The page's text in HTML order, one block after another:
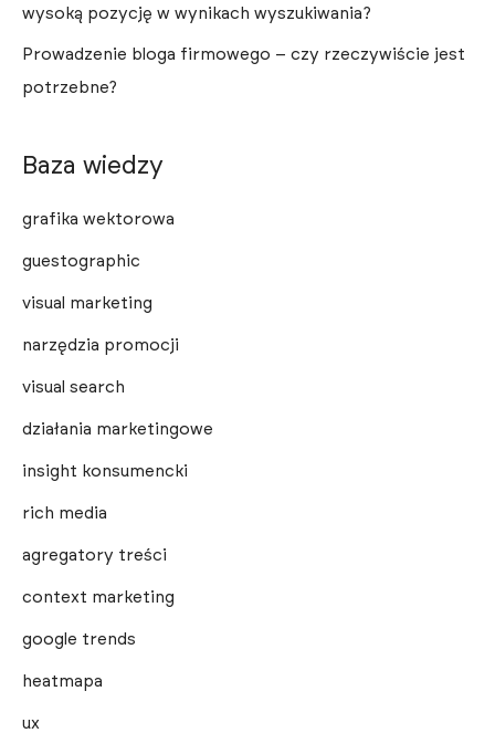
wysoką pozycję w wynikach wyszukiwania?
Prowadzenie bloga firmowego – czy rzeczywiście jest
potrzebne?
Baza wiedzy
grafika wektorowa
guestographic
visual marketing
narzędzia promocji
visual search
działania marketingowe
insight konsumencki
rich media
agregatory treści
context marketing
google trends
heatmapa
ux